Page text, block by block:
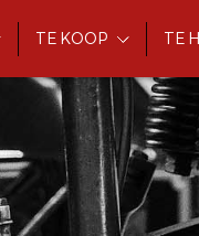
TE KOOP TE